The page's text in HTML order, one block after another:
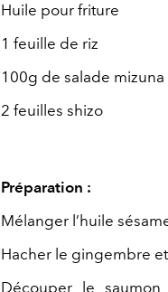
Huile pour friture
1 feuille de riz
100g de salade mizuna
2 feuilles shizo
Préparation :
Mélanger l’huile
Hacher le gingembre
Découper le